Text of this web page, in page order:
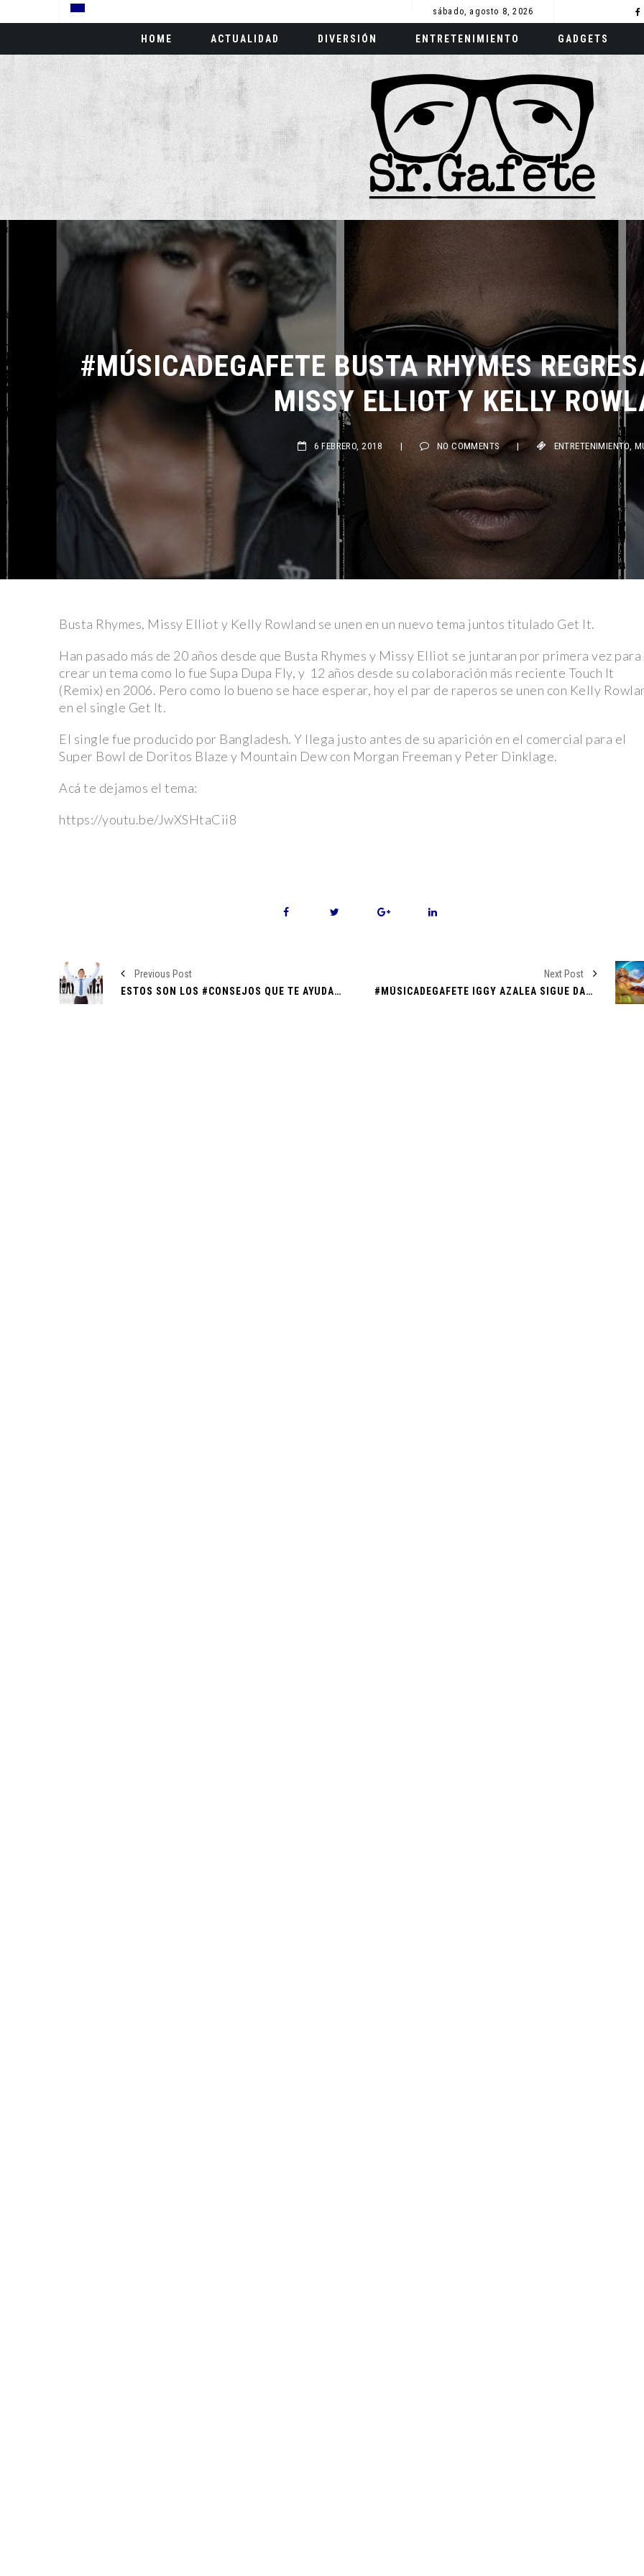
sábado, agosto 8, 2026
HOME ACTUALIDAD DIVERSIÓN ENTRETENIMIENTO GADGETS
#MÚSICADEGAFETE BUSTA RHYMES
MISSY ELLIOT Y KELLY
6 FEBRERO, 2018 MÚSICA
Busta Rhymes, Missy Elliot y Kelly Rowland se unen en un nuevo tema juntos titulado Get It.
Han pasado más de 20 años desde que Busta Rhymes y Missy Elliot se juntaran por primera vez para
crear un tema como lo fue Supa Dupa Fly, y 12 años desde su colaboración más reciente Touch It
(Remix) en 2006. Pero como lo bueno se hace esperar, hoy el par de raperos se unen con Kelly
en el single Get It.
El single fue producido por Bangladesh. Y llega justo antes de su aparición en el comercial para el
Super Bowl de Doritos Blaze y Mountain Dew con Morgan Freeman y Peter Dinklage.
Acá te dejamos el tema:
https://youtu.be/JwXSHtaCii8
Previous Post
ESTOS SON LOS #CONSEJOS QUE TE AYUDARÁN A OBTENER UN #ASCENSO
Next Post
#MÚSICADEGAFETE IGGY AZALEA SIGUE DANDO GUERRA CON ‘SAVIOR’